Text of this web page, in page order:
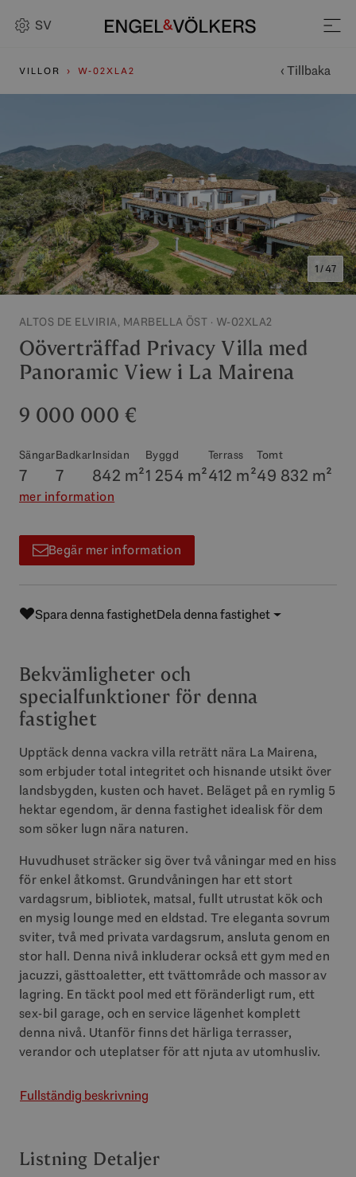
SV
VILLOR W-02XLA2 ‹ Tillbaka
1 / 47
ALTOS DE ELVIRIA, MARBELLA ÖST · W-02XLA2
Oöverträffad Privacy Villa med
Panoramic View i La Mairena
9 000 000 €
Sängar
7
Badkar
7
Insidan
842 m²
Byggd
1 254 m²
Terrass
412 m²
Tomt
49 832 m²
mer information
Begär mer information
Spara denna fastighetDela denna fastighet
Bekvämligheter och
specialfunktioner för denna
fastighet
Upptäck denna vackra villa reträtt nära La Mairena,
som erbjuder total integritet och hisnande utsikt över
landsbygden, kusten och havet. Beläget på en rymlig 5
hektar egendom, är denna fastighet idealisk för dem
som söker lugn nära naturen.
Huvudhuset sträcker sig över två våningar med en hiss
för enkel åtkomst. Grundvåningen har ett stort
vardagsrum, bibliotek, matsal, fullt utrustat kök och
en mysig lounge med en eldstad. Tre eleganta sovrum
sviter, två med privata vardagsrum, ansluta genom en
stor hall. Denna nivå inkluderar också ett gym med en
jacuzzi, gästtoaletter, ett tvättområde och massor av
lagring. En täckt pool med ett föränderligt rum, ett
sex-bil garage, och en service lägenhet komplett
denna nivå. Utanför finns det härliga terrasser,
verandor och uteplatser för att njuta av utomhusliv.
Fullständig beskrivning
Listning Detaljer